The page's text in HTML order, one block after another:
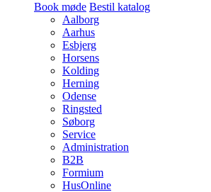
Book møde Bestil katalog
Aalborg
Aarhus
Esbjerg
Horsens
Kolding
Herning
Odense
Ringsted
Søborg
Service
Administration
B2B
Formium
HusOnline